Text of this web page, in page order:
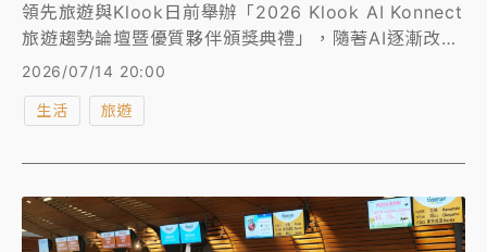
領先旅遊與Klook日前舉辦「2026 Klook AI Konnect
旅遊趨勢論壇暨優質夥伴頒獎典禮」，隨著AI逐漸改變
旅客搜尋、規劃及消費方式，有高達91%的亞太旅客會
使用AI協助規劃旅程；另外，台灣入境旅遊逐漸復甦，
根據Klook調查，韓國旅客特愛「台灣味」，旅遊城市
社群討論度最高的台灣必買商品之一！
2026/07/14 20:00
生活 旅遊